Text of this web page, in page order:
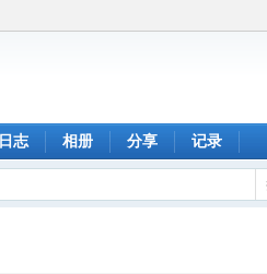
日志 相册 分享 记录